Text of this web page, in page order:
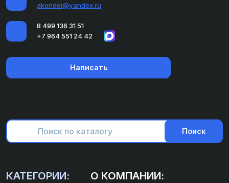
akondei@yandex.ru
8 499 136 31 51
+7 964 551 24 42
Написать
Поиск
КАТЕГОРИИ: О КОМПАНИИ: